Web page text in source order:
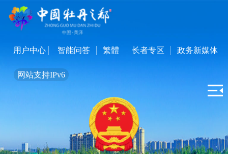
用户中心 智能问答 繁體 长者专区 政务新媒体
网站支持IPv6